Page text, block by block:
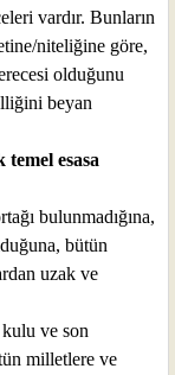
vardır. Bunların
niteliğine göre,
olduğunu
beyan
esasa
bulunmadığına,
bütün
uzak ve
ve son
milletlere ve